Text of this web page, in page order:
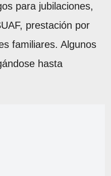
para jubilaciones,
prestación por
familiares. Algunos
hasta